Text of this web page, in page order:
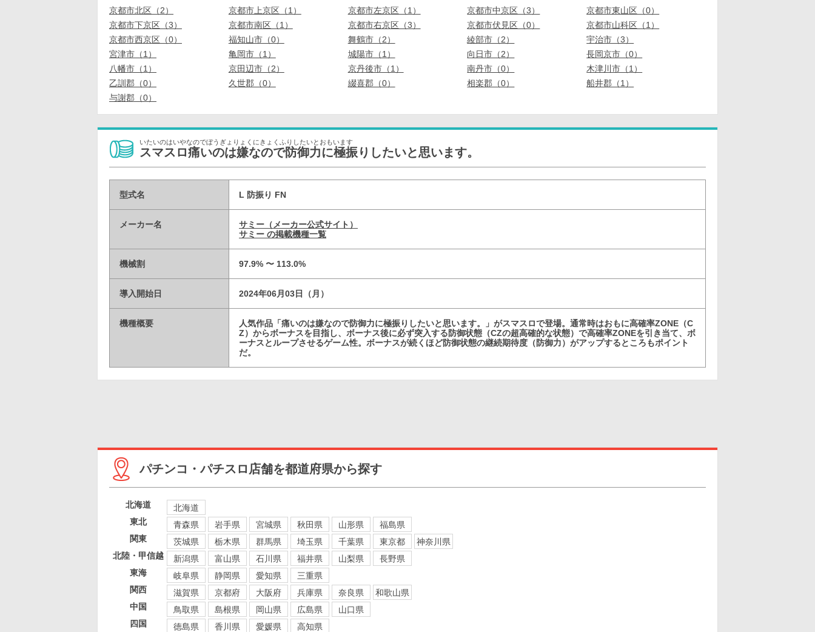
京都市北区（2） 京都市上京区（1） 京都市左京区（1） 京都市中京区（3）
京都市東山区（0）
京都市下京区（3）
京都市南区（1） 京都市右京区（3） 京都市伏見区（0）
京都市山科区（1）
京都市西京区（0）
福知山市（0） 舞鶴市（2） 綾部市（2）
宇治市（3）
宮津市（1）
亀岡市（1） 城陽市（1） 向日市（2）
長岡京市（0）
八幡市（1）
京田辺市（2） 京丹後市（1） 南丹市（0）
木津川市（1）
乙訓郡（0）
久世郡（0） 綴喜郡（0） 相楽郡（0）
船井郡（1）
与謝郡（0）
いたいのはいやなのでぼうぎょりょくにきょくふりしたいとおもいます
スマスロ痛いのは嫌なので防御力に極振りしたいと思います。
型式名 L 防振り FN
メーカー名
サミー（メーカー公式サイト）
サミー の掲載機種一覧
機械割 97.9% 〜 113.0%
導入開始日 2024年06月03日（月）
機種概要
人気作品「痛いのは嫌なので防御力に極振りしたいと思います。」がスマスロで登場。通常時はおもに高確率ZONE（C
Z）からボーナスを目指し、ボーナス後に必ず突入する防御状態（CZの超高確的な状態）で高確率ZONEを引き当て、ボ
ーナスとループさせるゲーム性。ボーナスが続くほど防御状態の継続期待度（防御力）がアップするところもポイント
だ。
パチンコ・パチスロ店舗を都道府県から探す
北海道
北海道
東北
青森県 岩手県 宮城県 秋田県 山形県
福島県
関東
茨城県 栃木県 群馬県 埼玉県 千葉県 東京都
神奈川県
北陸・甲信越
新潟県 富山県 石川県 福井県 山梨県
長野県
東海
岐阜県 静岡県 愛知県
三重県
関西
滋賀県 京都府 大阪府 兵庫県 奈良県
和歌山県
中国
鳥取県 島根県 岡山県 広島県
山口県
四国
徳島県 香川県 愛媛県
高知県